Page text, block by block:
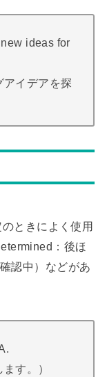
ideas for
アイデアを探
ときによく使用
：後ほ
認中）などがあ
す。）